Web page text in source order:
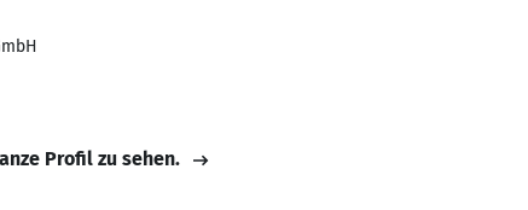
Profil zu sehen.